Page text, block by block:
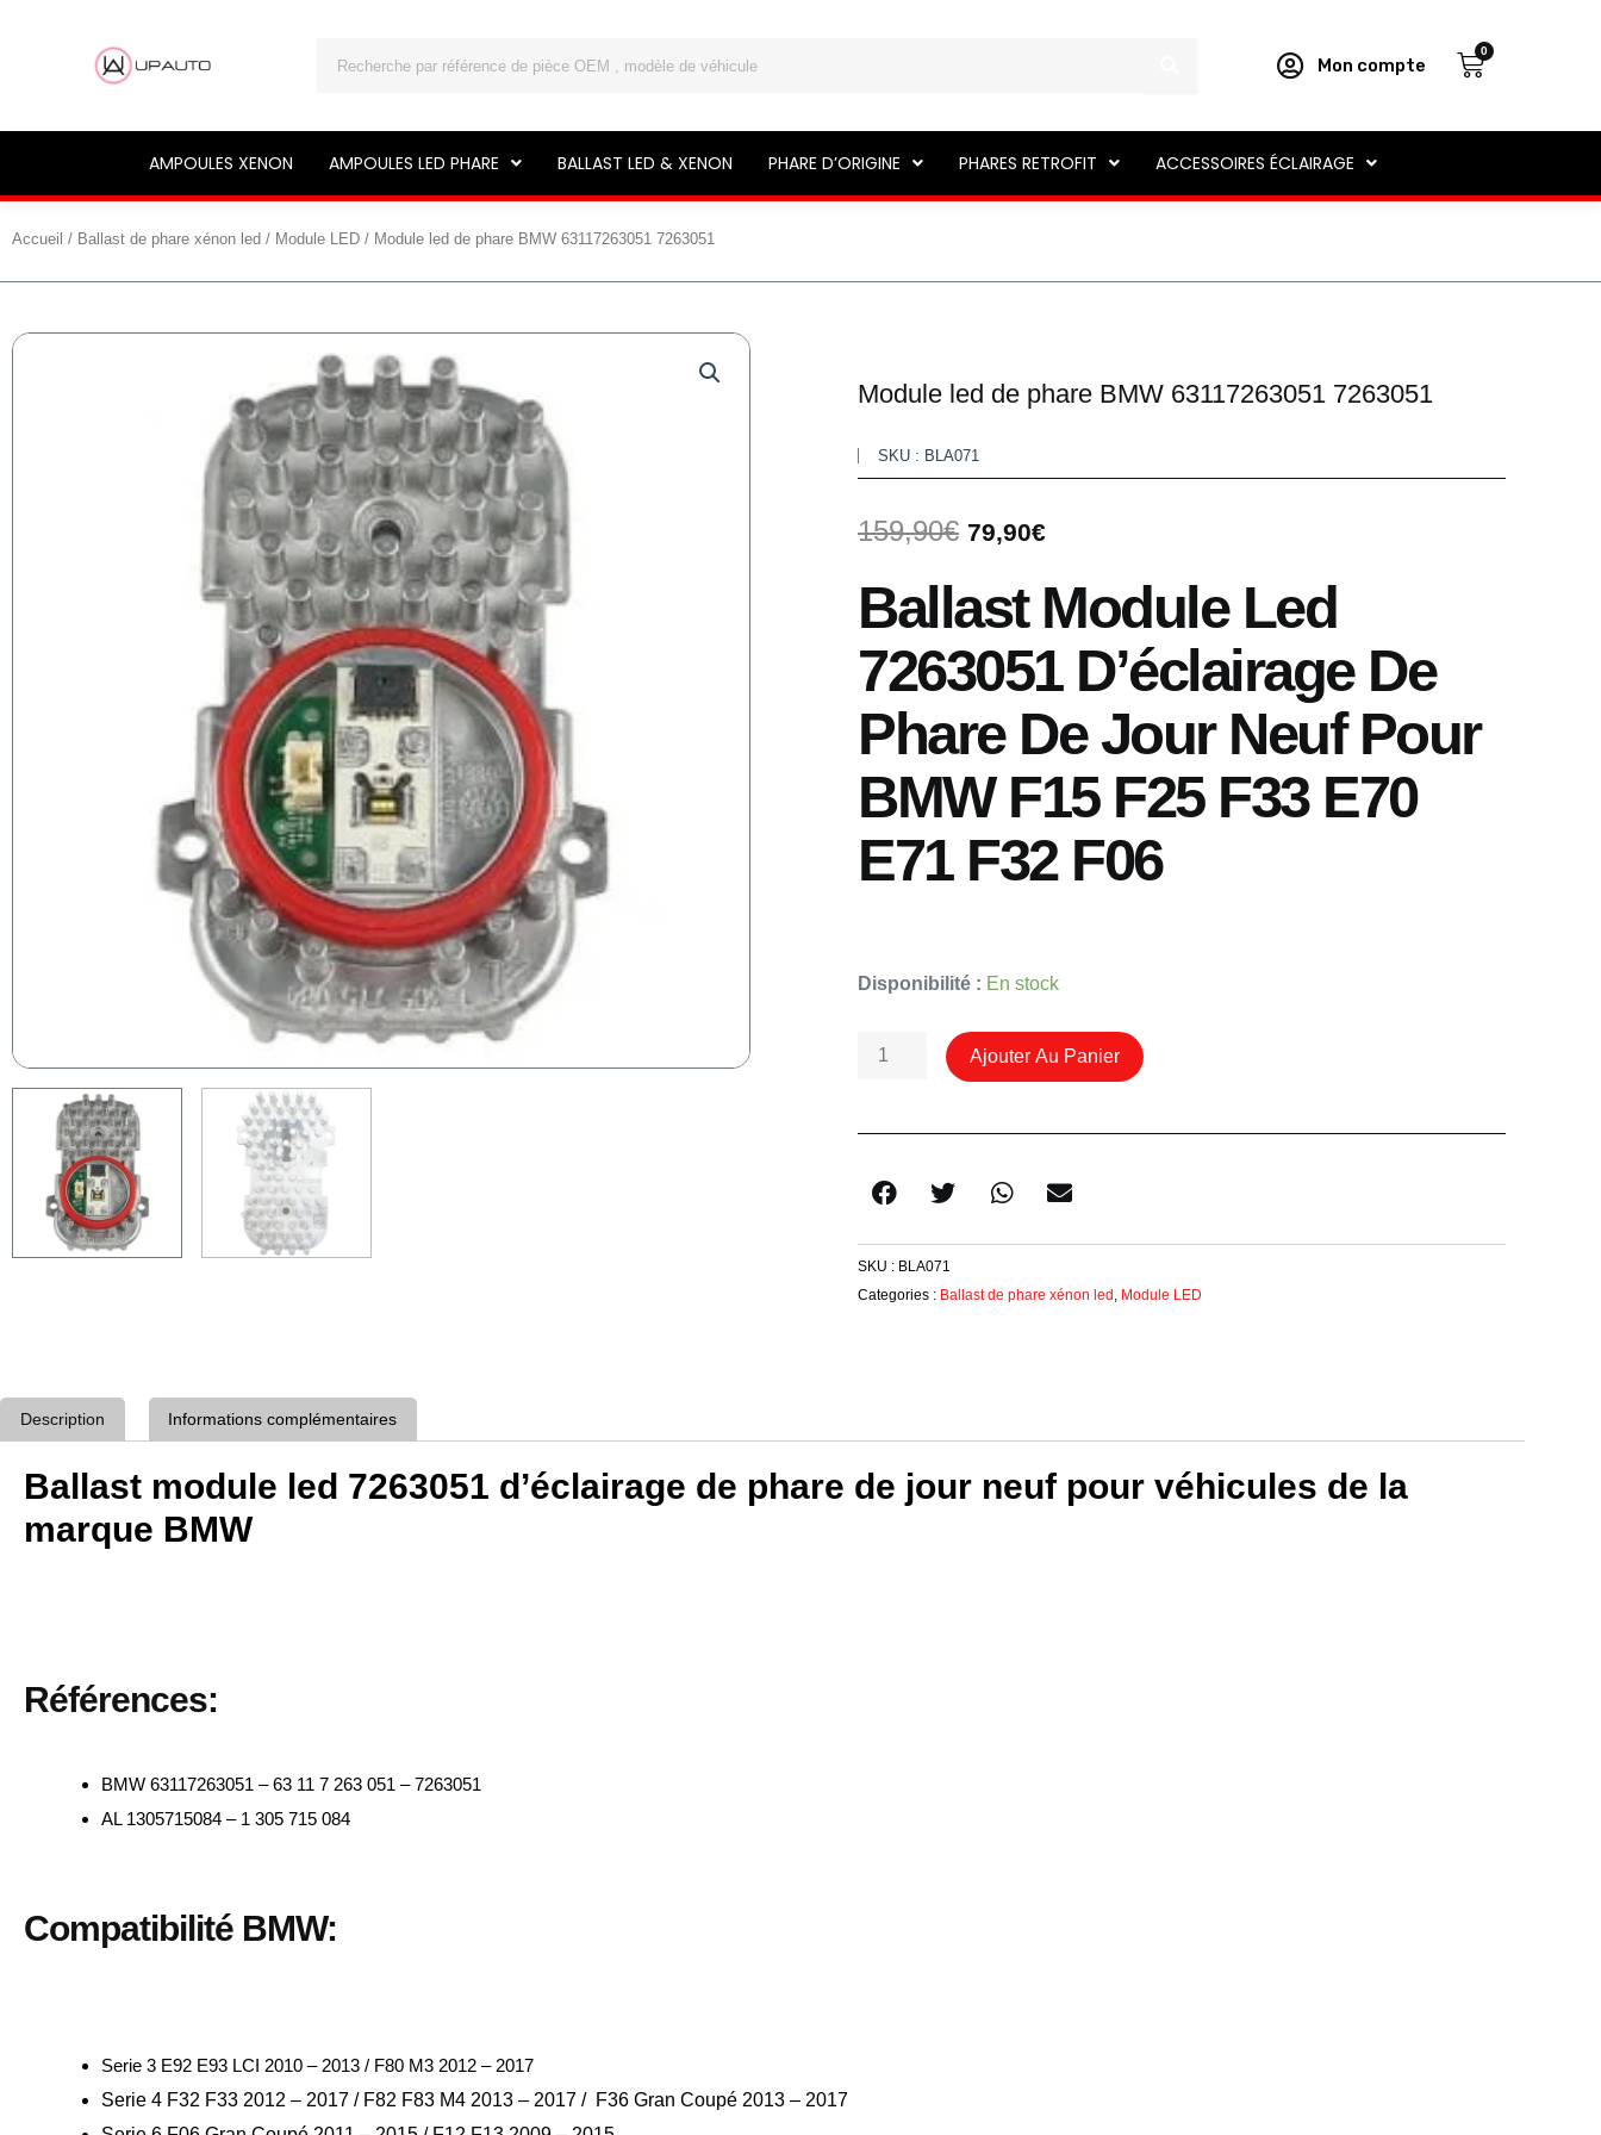
Mon compte
0
Panier
AMPOULES XENON AMPOULES LED PHARE BALLAST LED & XENON PHARE D’ORIGINE PHARES RETROFIT ACCESSOIRES ÉCLAIRAGE
Accueil / Ballast de phare xénon led / Module LED / Module led de phare BMW 63117263051 7263051
Module led de phare BMW 63117263051 7263051
SKU : BLA071
159,90€ Le
initial
était :
159,90€.
79,90€Le
actuel
est :
79,90€.
Ballast Module Led
7263051 D’éclairage De
Phare De Jour Neuf Pour
BMW F15 F25 F33 E70
E71 F32 F06
Disponibilité : En stock
Quantité
Led
63117263051
7263051
Ajouter Au Panier
SKU : BLA071
Categories : Ballast de phare xénon led Module LED
Description Informations complémentaires
Ballast module led 7263051 d’éclairage de phare de jour neuf pour véhicules de la
marque BMW
Références:
BMW 63117263051 – 63 11 7 263 051 – 7263051
AL 1305715084 – 1 305 715 084
Compatibilité BMW:
Serie 3 E92 E93 LCI 2010 – 2013 / F80 M3 2012 – 2017
Serie 4 F32 F33 2012 – 2017 / F82 F83 M4 2013 – 2017 / F36 Gran Coupé 2013 – 2017